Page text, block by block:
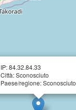
IP: 84.32.84.33
Città: Sconosciuto
Paese/regione: Sconosciuto